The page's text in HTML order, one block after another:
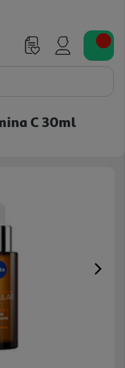
C 30ml